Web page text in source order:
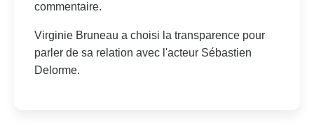
commentaire.
Virginie Bruneau a choisi la transparence pour
parler de sa relation avec l'acteur Sébastien
Delorme.